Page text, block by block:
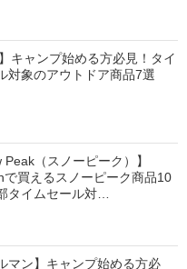
】キャンプ始める方必見！タイ
対象のアウトドア商品7選
Peak（スノーピーク）】
で買えるスノーピーク商品10
タイムセール対…
マン】キャンプ始める方必